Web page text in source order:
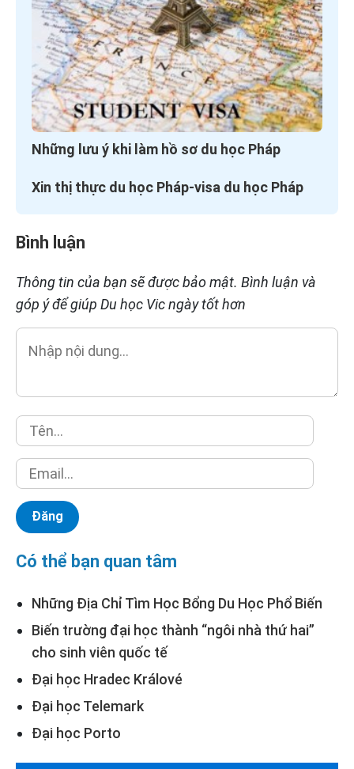
Những lưu ý khi làm hồ sơ du học Pháp
Xin thị thực du học Pháp-visa du học Pháp
Bình luận
Thông tin của bạn sẽ được bảo mật. Bình luận và
góp ý để giúp Du học Vic ngày tốt hơn
Có thể bạn quan tâm
Những Địa Chỉ Tìm Học Bổng Du Học Phổ Biến
Biến trường đại học thành “ngôi nhà thứ hai”
cho sinh viên quốc tế
Đại học Hradec Králové
Đại học Telemark
Đại học Porto